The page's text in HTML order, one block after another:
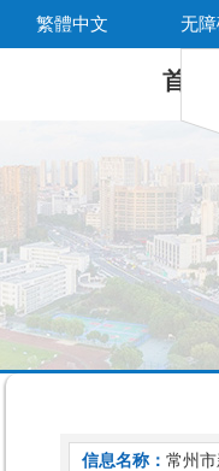
繁體中文 无
首 页
信息名称： 常州